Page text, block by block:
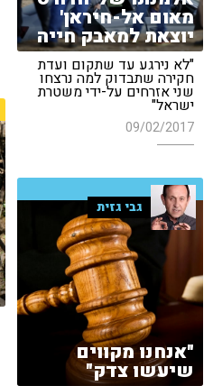
מאום אל-חיראן'
יוצאת למאבק חייה
"לא נירגע עד שתקום ועדת
חקירה שתבדוק למה נרצחו
שני אזרחים על-ידי משטרת
ישראל"
09/02/2017
גבי גזית
"אנחנו מקווים
שיעשו צדק"